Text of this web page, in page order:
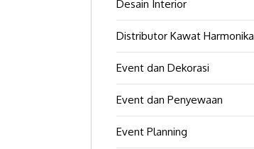
Desain Interior
Distributor Kawat Harmonika
Event dan Dekorasi
Event dan Penyewaan
Event Planning